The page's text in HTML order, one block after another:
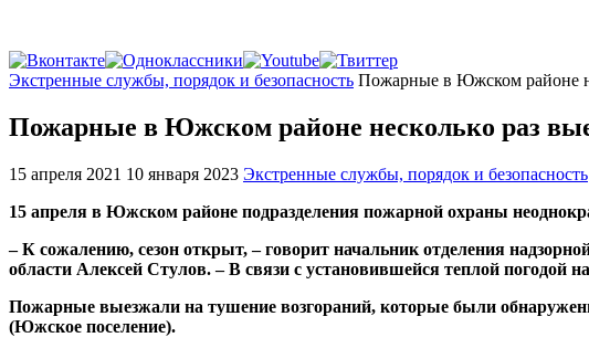
Главная
Экстренные службы, порядок и безопасность Пожарные в Южском районе
Пожарные в Южском районе несколько раз
15 апреля 2021 10 января 2023 Экстренные службы, порядок и безопасность
15 апреля в Южском районе подразделения пожарной охраны
– К сожалению, сезон открыт, – говорит начальник отделения
области Алексей Стулов. – В связи с установившейся теплой погодой
Пожарные выезжали на тушение возгораний, которые были
(Южское поселение).